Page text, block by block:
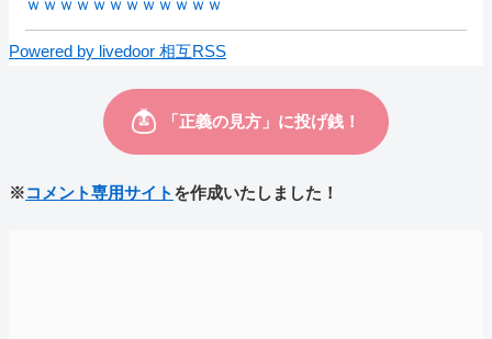
ｗｗｗｗｗｗｗｗｗｗｗｗ
Powered by livedoor 相互RSS
※コメント専用サイト を作成いたしました！